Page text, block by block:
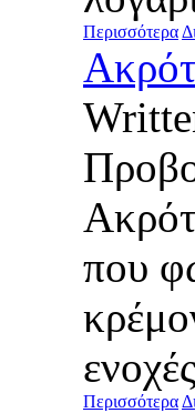
Περισσότερα
που
Περισσότερα